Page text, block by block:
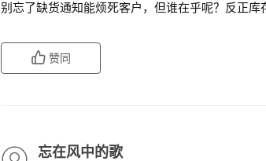
别忘了缺货通知能烦死客户，但谁在乎呢？反正库
赞同
忘在风中的歌